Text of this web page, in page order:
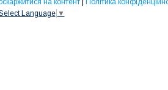
на контент
Політика
Language ▼